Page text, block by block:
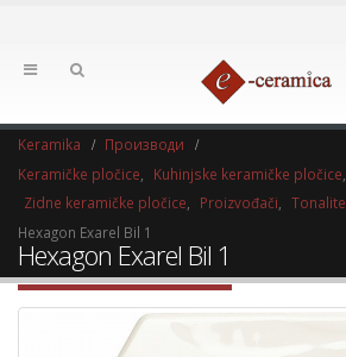
Keramika
Производи
Keramičke pločice
Kuhinjske keramičke pločice
Zidne keramičke pločice
Proizvođači
Tonalite
Hexagon Exarel Bil 1
Hexagon Exarel Bil 1